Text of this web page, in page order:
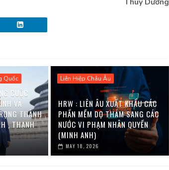
Quốc
CUỘC
VÀ
THÀNH
, THANH
Liên Hiệp Châu Âu
HRW : LIÊN ÂU XUẤT KHẨU CÁC
PHẦN MỀM DỌ THÁM SANG CÁC
NƯỚC VI PHẠM NHÂN QUYỀN
(MINH ANH)
MAY 18, 2026